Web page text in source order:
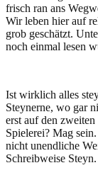
frisch ran ans
Wir leben hier auf
grob geschätzt.
noch einmal lesen
Ist wirklich alles
Steynerne, wo gar
erst auf den
Spielerei? Mag
nicht unendliche
Schreibweise Steyn.